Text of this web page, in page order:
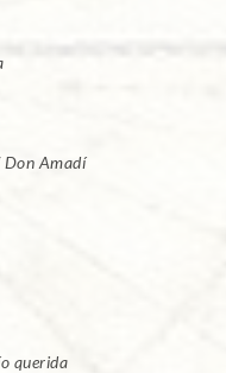
Don Amadí
querida